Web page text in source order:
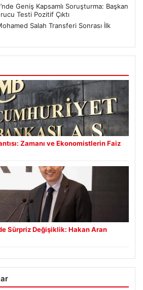
Geniş Kapsamlı Soruşturma: Başkan
Testi Pozitif Çıktı
Salah Transferi Sonrası İlk
Zamanı ve Ekonomistlerin Faiz
Sürpriz Değişiklik: Hakan Aran